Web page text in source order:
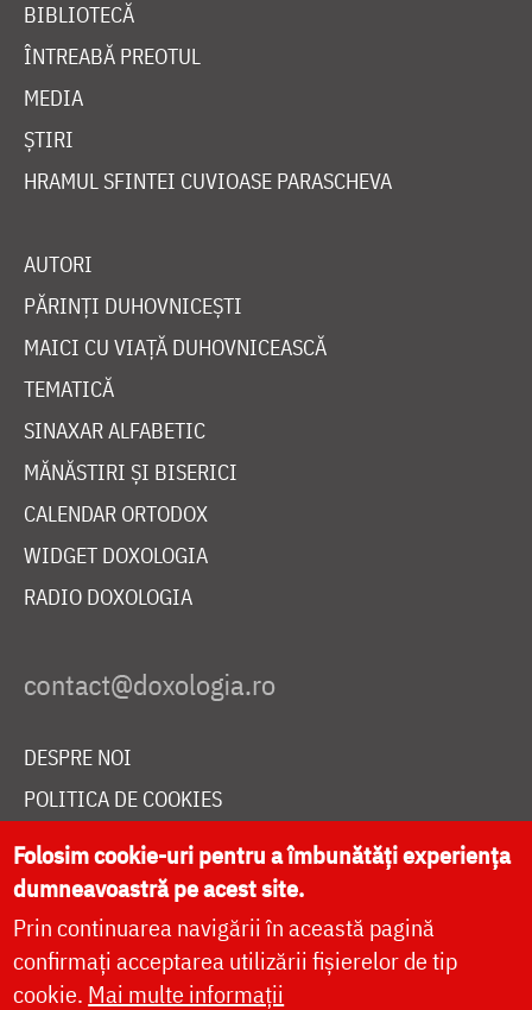
BIBLIOTECĂ
ÎNTREABĂ PREOTUL
MEDIA
ȘTIRI
HRAMUL SFINTEI CUVIOASE PARASCHEVA
AUTORI
PĂRINȚI DUHOVNICEȘTI
MAICI CU VIAȚĂ DUHOVNICEASCĂ
TEMATICĂ
SINAXAR ALFABETIC
MĂNĂSTIRI ȘI BISERICI
CALENDAR ORTODOX
WIDGET DOXOLOGIA
RADIO DOXOLOGIA
DESPRE NOI
POLITICA DE COOKIES
DONEAZĂ ONLINE PENTRU CATEDRALA NAȚIONALĂ
LIVE
Folosim cookie-uri pentru a îmbunătăți experiența
dumneavoastră pe acest site.
Prin continuarea navigării în această pagină
confirmați acceptarea utilizării fișierelor de tip
cookie. Mai multe informații